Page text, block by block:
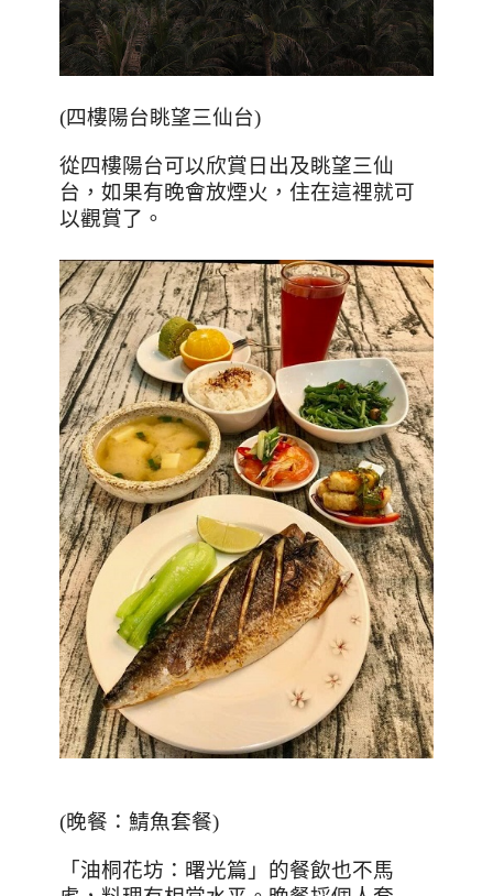
(四樓陽台眺望三仙台)
從四樓陽台可以欣賞日出及眺望三仙
台，如果有晚會放煙火，住在這裡就可
以觀賞了。
(晚餐：鯖魚套餐)
「油桐花坊：曙光篇」的餐飲也不馬